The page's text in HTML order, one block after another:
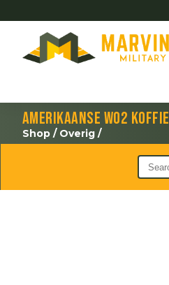
Amerikaanse WO2 koffie
Shop / Overig /